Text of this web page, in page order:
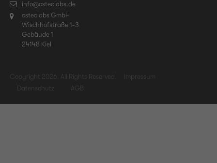
info@osteolabs.de
osteolabs GmbH
Wischhofstraße 1-3
Gebäude 1
24148 Kiel
Copyright 2026. All Rights Reserved.
Impressum
Datenschutz
AGB